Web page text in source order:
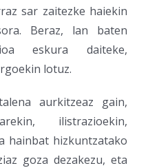
sar zaitezke haiekin
Beraz, lan baten
eskura daiteke,
lotuz.
aurkitzeaz gain,
ilistrazioekin,
hainbat hizkuntzatako
goza dezakezu, eta